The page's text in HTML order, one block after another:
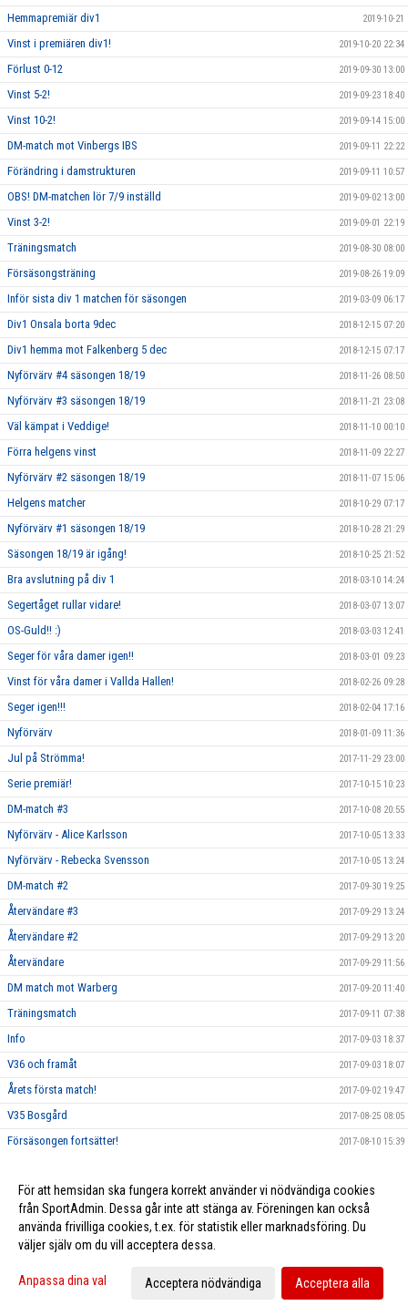
Hemmapremiär div1 2019-10-21
Vinst i premiären div1! 2019-10-20 22:34
Förlust 0-12 2019-09-30 13:00
Vinst 5-2! 2019-09-23 18:40
Vinst 10-2! 2019-09-14 15:00
DM-match mot Vinbergs IBS 2019-09-11 22:22
Förändring i damstrukturen 2019-09-11 10:57
OBS! DM-matchen lör 7/9 inställd 2019-09-02 13:00
Vinst 3-2! 2019-09-01 22:19
Träningsmatch 2019-08-30 08:00
Försäsongsträning 2019-08-26 19:09
Inför sista div 1 matchen för säsongen 2019-03-09 06:17
Div1 Onsala borta 9dec 2018-12-15 07:20
Div1 hemma mot Falkenberg 5 dec 2018-12-15 07:17
Nyförvärv #4 säsongen 18/19 2018-11-26 08:50
Nyförvärv #3 säsongen 18/19 2018-11-21 23:08
Väl kämpat i Veddige! 2018-11-10 00:10
Förra helgens vinst 2018-11-09 22:27
Nyförvärv #2 säsongen 18/19 2018-11-07 15:06
Helgens matcher 2018-10-29 07:17
Nyförvärv #1 säsongen 18/19 2018-10-28 21:29
Säsongen 18/19 är igång! 2018-10-25 21:52
Bra avslutning på div 1 2018-03-10 14:24
Segertåget rullar vidare! 2018-03-07 13:07
OS-Guld!! :) 2018-03-03 12:41
Seger för våra damer igen!! 2018-03-01 09:23
Vinst för våra damer i Vallda Hallen! 2018-02-26 09:28
Seger igen!!! 2018-02-04 17:16
Nyförvärv 2018-01-09 11:36
Jul på Strömma! 2017-11-29 23:00
Serie premiär! 2017-10-15 10:23
DM-match #3 2017-10-08 20:55
Nyförvärv - Alice Karlsson 2017-10-05 13:33
Nyförvärv - Rebecka Svensson 2017-10-05 13:24
DM-match #2 2017-09-30 19:25
Återvändare #3 2017-09-29 13:24
Återvändare #2 2017-09-29 13:20
Återvändare 2017-09-29 11:56
DM match mot Warberg 2017-09-20 11:40
Träningsmatch 2017-09-11 07:38
Info 2017-09-03 18:37
V36 och framåt 2017-09-03 18:07
Årets första match! 2017-09-02 19:47
V35 Bosgård 2017-08-25 08:05
Försäsongen fortsätter! 2017-08-10 15:39
Vi vill framåt!! 2017-07-02 17:16
För att hemsidan ska fungera korrekt använder vi nödvändiga cookies
från SportAdmin. Dessa går inte att stänga av. Föreningen kan också
använda frivilliga cookies, t.ex. för statistik eller marknadsföring. Du
väljer själv om du vill acceptera dessa.
Anpassa dina val Acceptera nödvändiga Acceptera alla